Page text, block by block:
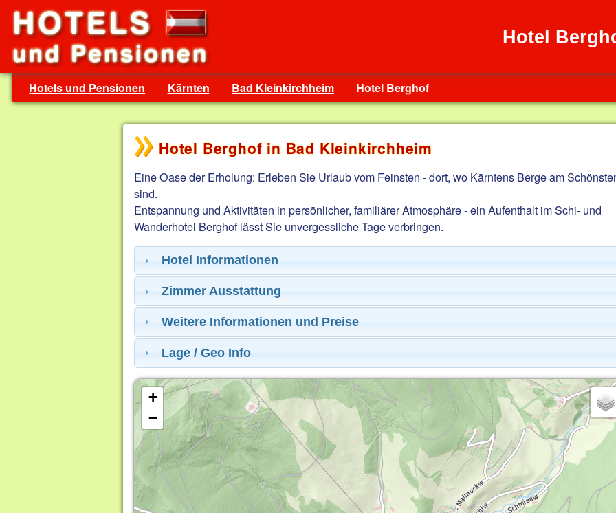
Hotel
Hotels und Pensionen Kärnten Bad Kleinkirchheim Hotel Berghof
Hotel Berghof in Bad Kleinkirchheim
Eine Oase der Erholung: Erleben Sie Urlaub vom Feinsten - dort, wo Kärntens Berge am
sind.
Entspannung und Aktivitäten in persönlicher, familiärer Atmosphäre - ein Aufenthalt im Schi- und
Wanderhotel Berghof lässt Sie unvergessliche Tage verbringen.
Hotel Informationen
Zimmer Ausstattung
Weitere Informationen und Preise
Lage / Geo Info
+
−